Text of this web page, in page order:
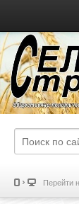
Перейти